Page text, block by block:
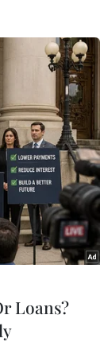
tuyến phố
lãnh đạo
tham gia
Anh,
Liên minh
Lula da
Modi.
cũng sẽ
mời./.
Loans?